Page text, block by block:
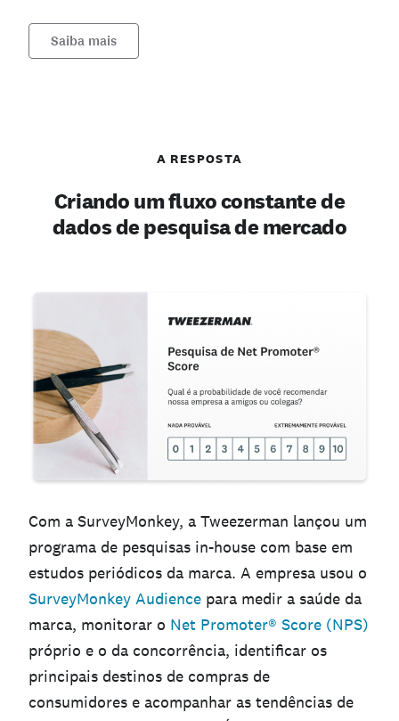
Saiba mais
A RESPOSTA
Criando um fluxo constante de
dados de pesquisa de mercado
Com a SurveyMonkey, a Tweezerman lançou um
programa de pesquisas in-house com base em
estudos periódicos da marca. A empresa usou o
SurveyMonkey Audience para medir a saúde da
marca, monitorar o Net Promoter® Score (NPS)
próprio e o da concorrência, identificar os
principais destinos de compras de
consumidores e acompanhar as tendências de